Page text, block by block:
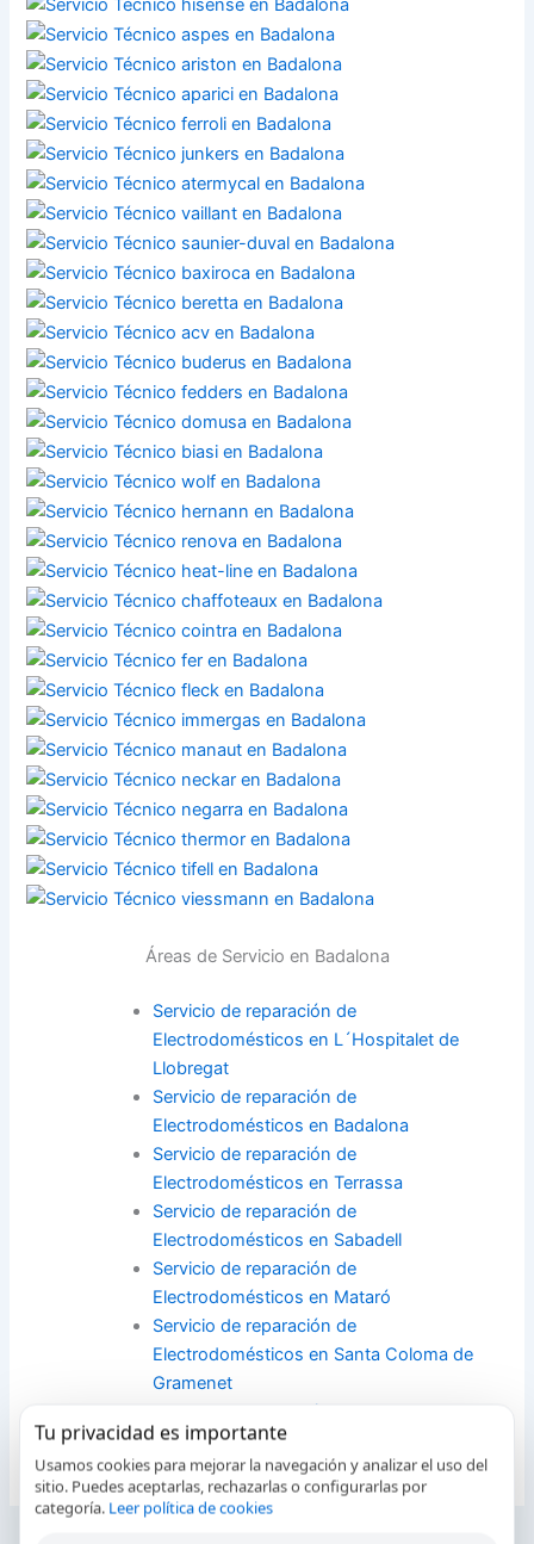
Áreas de Servicio en Badalona
Servicio de reparación de
Electrodomésticos en L´Hospitalet de
Llobregat
Servicio de reparación de
Electrodomésticos en Badalona
Servicio de reparación de
Electrodomésticos en Terrassa
Servicio de reparación de
Electrodomésticos en Sabadell
Servicio de reparación de
Electrodomésticos en Mataró
Servicio de reparación de
Electrodomésticos en Santa Coloma de
Gramenet
Servicio de reparación de
Electrodomésticos en Sant Cugat del Vallès
Tu privacidad es importante
Usamos cookies para mejorar la navegación y analizar el uso del
sitio. Puedes aceptarlas, rechazarlas o configurarlas por
categoría. Leer política de cookies